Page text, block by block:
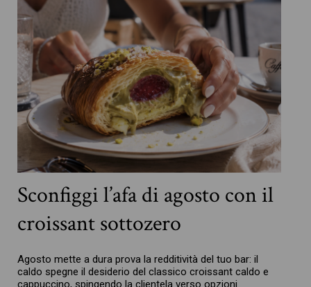
Sconfiggi l’afa di agosto con il
croissant sottozero
Agosto mette a dura prova la redditività del tuo bar: il
caldo spegne il desiderio del classico croissant caldo e
cappuccino, spingendo la clientela verso opzioni